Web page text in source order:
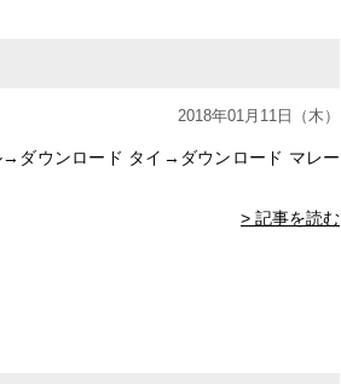
2018年01月11日（木）
ダウンロード タイ→ダウンロード マレー
> 記事を読む